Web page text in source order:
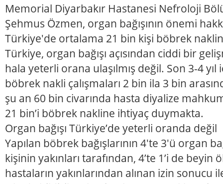
Memorial Diyarbakır Hastanesi Nefroloji
Şehmus Özmen, organ bağışının önemi
Türkiye'de ortalama 21 bin kişi böbrek
Türkiye, organ bağışı açısından ciddi bir
hala yeterli orana ulaşılmış değil. Son 3-4 yıl
böbrek nakli çalışmaları 2 bin ila 3 bin
şu an 60 bin civarında hasta diyalize
21 bin’i böbrek nakline ihtiyaç duymakta.
Organ bağışı Türkiye’de yeterli oranda değil
Yapılan böbrek bağışlarının 4'te 3'ü organ
kişinin yakınları tarafından, 4’te 1’i de
hastaların yakınlarından alınan izin sonucu